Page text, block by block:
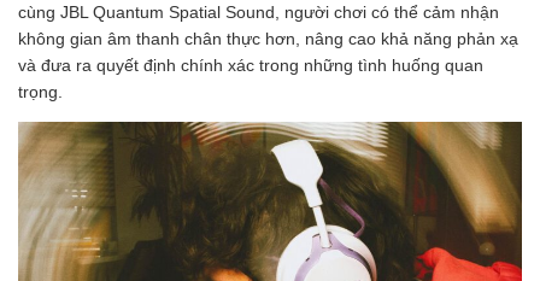
cùng JBL Quantum Spatial Sound, người chơi có thể cảm nhận
không gian âm thanh chân thực hơn, nâng cao khả năng phản xạ
và đưa ra quyết định chính xác trong những tình huống quan
trọng.